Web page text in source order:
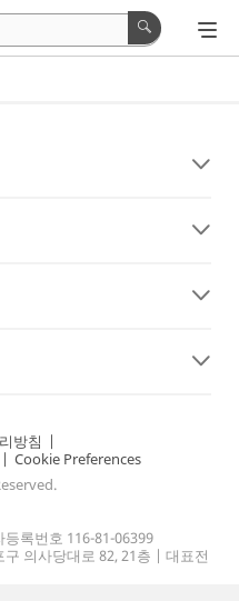
방침 |
| Cookie Preferences
록번호 116-81-06399
의사당대로 82, 21층 | 대표전